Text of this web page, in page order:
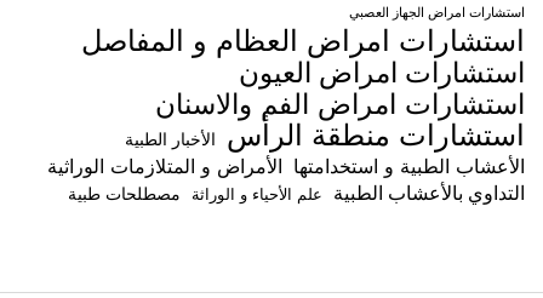
استشارات امراض الجهاز العصبي
استشارات امراض العظام و المفاصل
استشارات امراض العيون
استشارات امراض الفم والاسنان
استشارات منطقة الرأس الأخبار الطبية
الأعشاب الطبية و استخدامتها الأمراض و المتلازمات الوراثية
التداوي بالأعشاب الطبية علم الأحياء و الوراثة مصطلحات طبية